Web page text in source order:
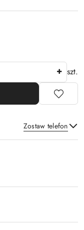
szt.
Zostaw telefon